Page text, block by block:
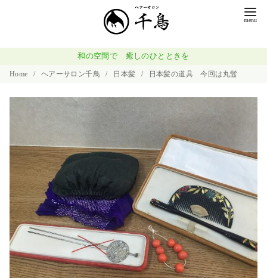
和の空間で 癒しのひとときを
Home ヘアーサロン千鳥 日本髪 日本髪の道具 今回は丸髷